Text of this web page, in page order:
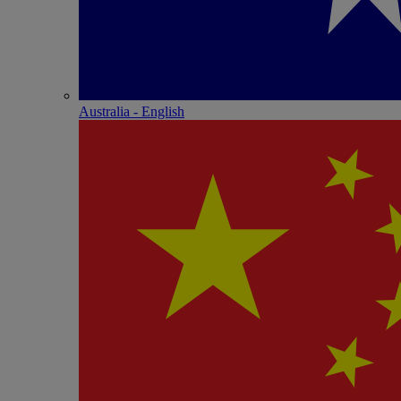
Australia - English